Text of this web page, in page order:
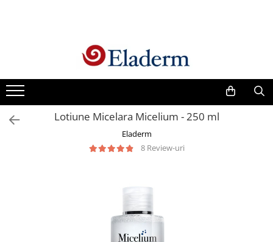
Vezi toate produsele
Creme cu protectie solara
Produse Antirid
Produse HidratanteLotiune Micelara Micelium - 250 ml
Eladerm
8 Review-uri